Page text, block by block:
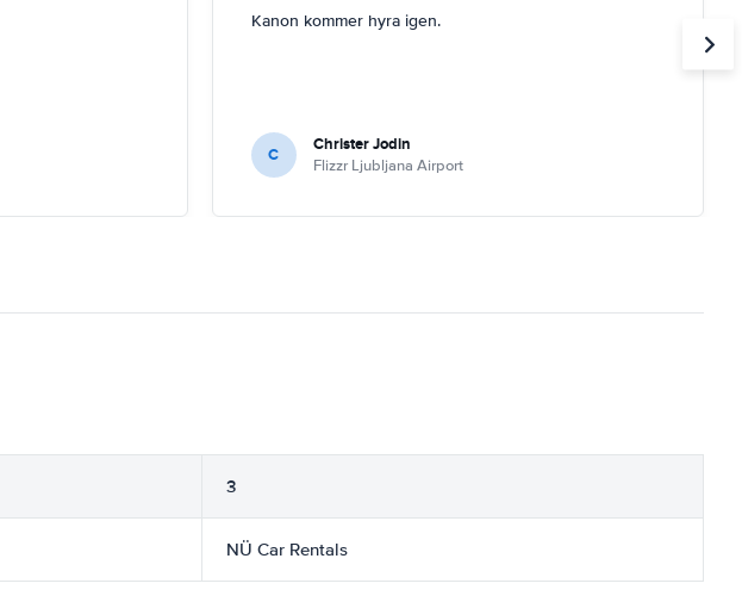
Kanon kommer hyra igen.
C Christer Jodin
Flizzr Ljubljana Airport
3
NÜ Car Rentals